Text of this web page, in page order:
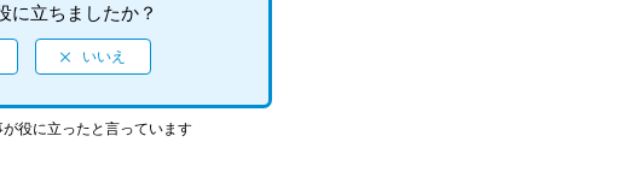
に立ちましたか？
役に立ったと言っています